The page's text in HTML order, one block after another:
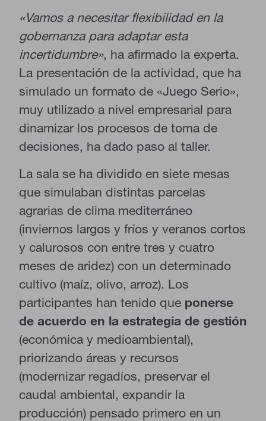
«Vamos a necesitar flexibilidad en la
gobernanza para adaptar esta
incertidumbre», ha afirmado la experta.
La presentación de la actividad, que ha
simulado un formato de «Juego Serio»,
muy utilizado a nivel empresarial para
dinamizar los procesos de toma de
decisiones, ha dado paso al taller.
La sala se ha dividido en siete mesas
que simulaban distintas parcelas
agrarias de clima mediterráneo
(inviernos largos y fríos y veranos cortos
y calurosos con entre tres y cuatro
meses de aridez) con un determinado
cultivo (maíz, olivo, arroz). Los
participantes han tenido que ponerse
de acuerdo en la estrategia de gestión
(económica y medioambiental),
priorizando áreas y recursos
(modernizar regadíos, preservar el
caudal ambiental, expandir la
producción) pensado primero en un